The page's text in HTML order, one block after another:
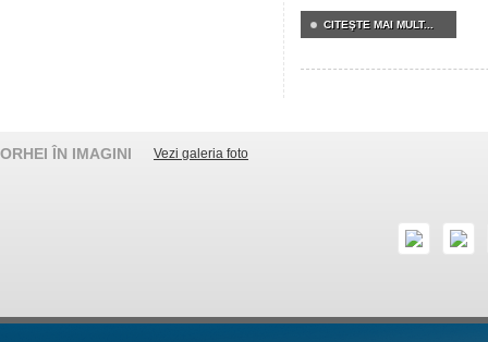
CITEŞTE MAI MULT...
ORHEI ÎN IMAGINI Vezi galeria foto